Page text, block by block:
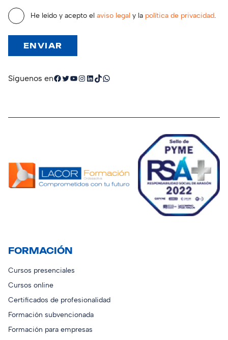
He leído y acepto el aviso legal y la política de privacidad.
Síguenos enFacebook
Twitter
YouTube
Instagram
LinkedIn
TikTokWhatsApp
FORMACIÓN
Cursos presenciales
Cursos online
Certificados de profesionalidad
Formación subvencionada
Formación para empresas